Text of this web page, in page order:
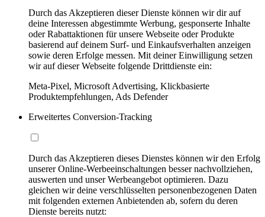
Durch das Akzeptieren dieser Dienste können wir dir auf
deine Interessen abgestimmte Werbung, gesponserte Inhalte
oder Rabattaktionen für unsere Webseite oder Produkte
basierend auf deinem Surf- und Einkaufsverhalten anzeigen
sowie deren Erfolge messen. Mit deiner Einwilligung setzen
wir auf dieser Webseite folgende Drittdienste ein:
Meta-Pixel, Microsoft Advertising, Klickbasierte
Produktempfehlungen, Ads Defender
Erweitertes Conversion-Tracking
Durch das Akzeptieren dieses Dienstes können wir den Erfolg
unserer Online-Werbeeinschaltungen besser nachvollziehen,
auswerten und unser Werbeangebot optimieren. Dazu
gleichen wir deine verschlüsselten personenbezogenen Daten
mit folgenden externen Anbietenden ab, sofern du deren
Dienste bereits nutzt: